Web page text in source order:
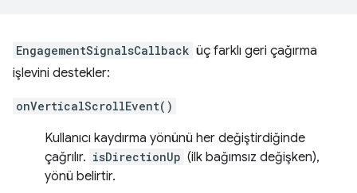
EngagementSignalsCallback üç farklı geri çağırma
işlevini destekler:
onVerticalScrollEvent()
Kullanıcı kaydırma yönünü her değiştirdiğinde
çağrılır. isDirectionUp (ilk bağımsız değişken),
yönü belirtir.